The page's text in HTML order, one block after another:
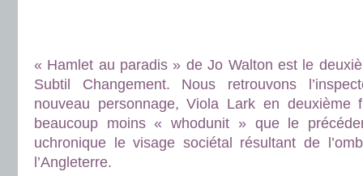
« Hamlet au paradis » de Jo Walton est le
Subtil Changement. Nous retrouvons
nouveau personnage, Viola Lark en
beaucoup moins « whodunit » que le
uchronique le visage sociétal résultant de
l’Angleterre.